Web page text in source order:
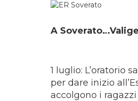
A
1 luglio: L’oratorio
per dare inizio
accolgono i